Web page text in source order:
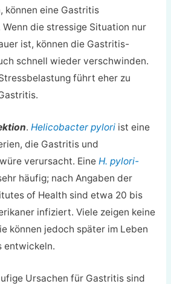
können eine Gastritis
die stressige Situation nur
ist, können die Gastritis-
schnell wieder verschwinden.
führt eher zu
.Helicobacter pylori ist eine
die Gastritis und
verursacht. EineH. pylori-
häufig; nach Angaben der
of Health sind etwa 20 bis
infiziert. Viele zeigen keine
können jedoch später im Leben
entwickeln.
Ursachen für Gastritis sind